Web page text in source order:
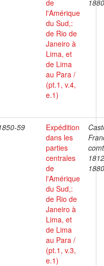
de
l'Amérique
du Sud,:
de Rio de
Janeiro à
Lima, et
de Lima
au Para /
(pt.1, v.4,
e.1)
1880
59
Expédition
dans les
parties
centrales
de
l'Amérique
du Sud,:
de Rio de
Janeiro à
Lima, et
de Lima
au Para /
(pt.1, v.3,
e.1)
1880